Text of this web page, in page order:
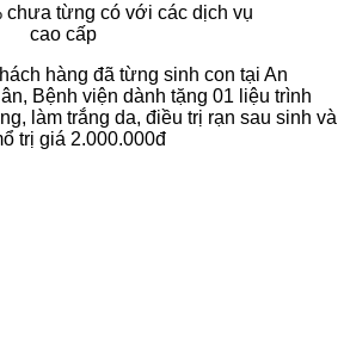
chưa từng có với các dịch vụ
cao cấp
hàng đã từng sinh con tại An
Bệnh viện dành tặng 01 liệu trình
làm trắng da, điều trị rạn sau sinh và
trị giá 2.000.000đ